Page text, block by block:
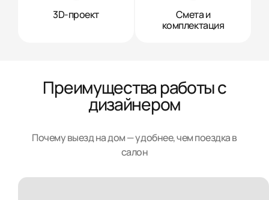
3D-проект
Смета и
комплектация
Преимущества работы с
дизайнером
Почему выезд на дом — удобнее, чем поездка в
салон